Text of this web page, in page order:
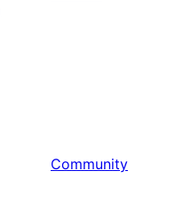
Community